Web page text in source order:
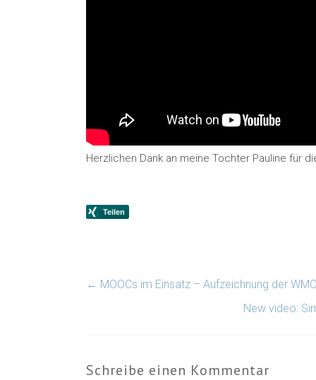
Herzlichen Dank an meine Tochter Pauline für
← MOOCs im Einsatz – Aufzeichnung der
New video:
Schreibe einen Kommentar